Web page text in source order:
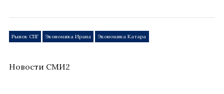
Рынок СПГ Экономика Ирана Экономика Катара
Новости СМИ2